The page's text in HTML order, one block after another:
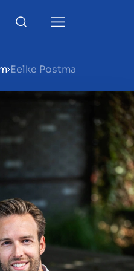
maken
Eelke Postma